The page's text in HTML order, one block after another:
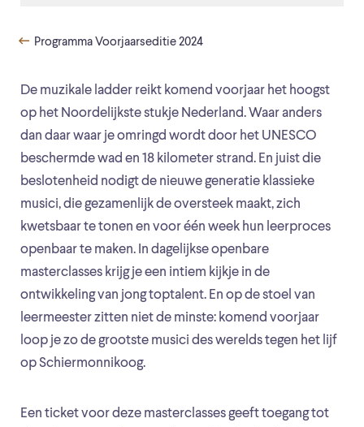
De muzikale ladder reikt komend voorjaar het hoogst
op het Noordelijkste stukje Nederland. Waar anders
dan daar waar je omringd wordt door het UNESCO
beschermde wad en 18 kilometer strand. En juist die
beslotenheid nodigt de nieuwe generatie klassieke
musici, die gezamenlijk de oversteek maakt, zich
kwetsbaar te tonen en voor één week hun leerproces
openbaar te maken. In dagelijkse openbare
masterclasses krijg je een intiem kijkje in de
ontwikkeling van jong toptalent. En op de stoel van
leermeester zitten niet de minste: komend voorjaar
loop je zo de grootste musici des werelds tegen het lijf
op Schiermonnikoog.
Een ticket voor deze masterclasses geeft toegang tot
Programma Voorjaarseditie 2024